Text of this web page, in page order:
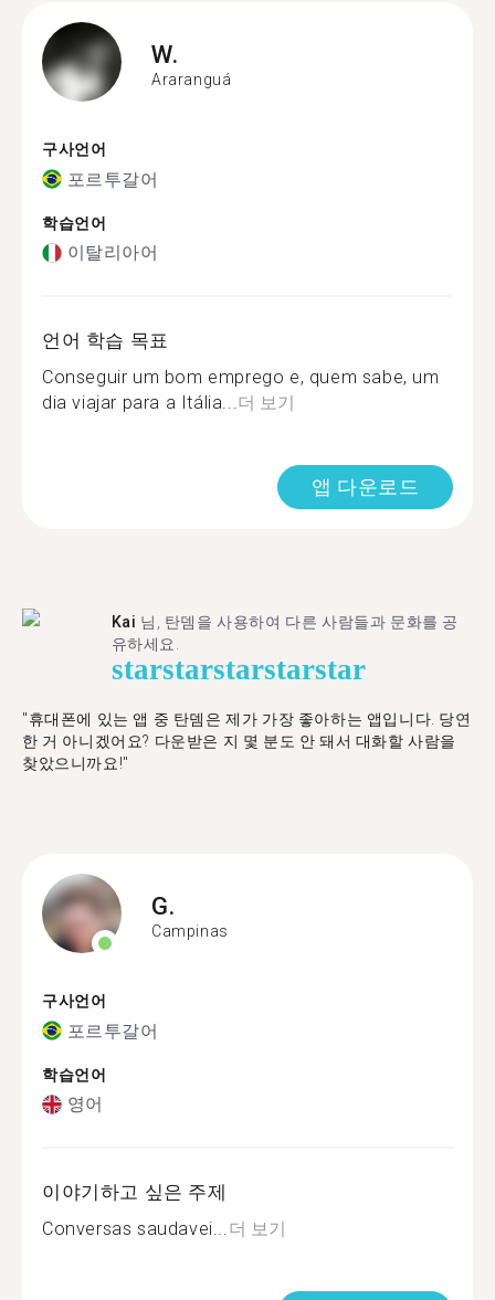
W.
Araranguá
구사언어
포르투갈어
학습언어
이탈리아어
언어 학습 목표
Conseguir um bom emprego e, quem sabe, um
dia viajar para a Itália...더 보기
앱 다운로드
Kai 님, 탄뎀을 사용하여 다른 사람들과 문화를 공
유하세요.
starstarstarstarstar
"휴대폰에 있는 앱 중 탄뎀은 제가 가장 좋아하는 앱입니다. 당연
한 거 아니겠어요? 다운받은 지 몇 분도 안 돼서 대화할 사람을
찾았으니까요!"
G.
Campinas
구사언어
포르투갈어
학습언어
영어
이야기하고 싶은 주제
Conversas saudavei...더 보기